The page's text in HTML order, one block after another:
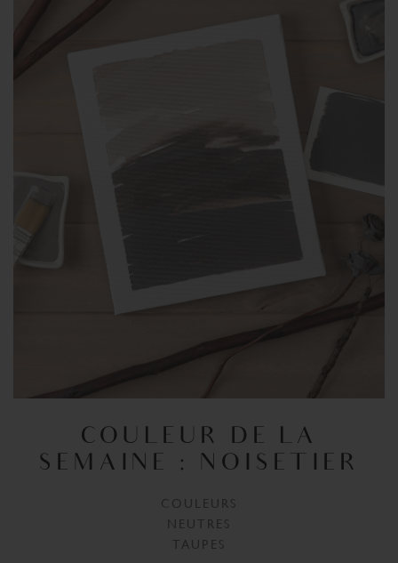
COULEUR DE LA
SEMAINE : NOISETIER
COULEURS
NEUTRES
TAUPES